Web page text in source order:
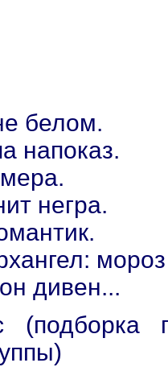
белом.
напоказ.
негра.
дивен...